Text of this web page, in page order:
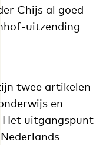
Chijs al goed
uitzending
twee artikelen
en
Het uitgangspunt